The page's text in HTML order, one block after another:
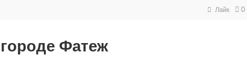
Лайк 0
Фатеж